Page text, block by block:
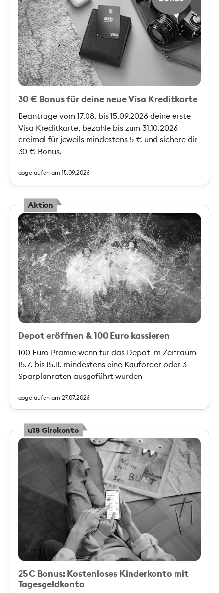
30 € Bonus für deine neue Visa Kreditkarte
Beantrage vom 17.08. bis 15.09.2026 deine erste
Visa Kreditkarte, bezahle bis zum 31.10.2026
dreimal für jeweils mindestens 5 € und sichere dir
30 € Bonus.
abgelaufen am 15.09.2026
Aktion
Depot eröffnen & 100 Euro kassieren
100 Euro Prämie wenn für das Depot im Zeitraum
15.7. bis 15.11. mindestens eine Kauforder oder 3
Sparplanraten ausgeführt wurden
abgelaufen am 27.07.2026
u18 Girokonto
25€ Bonus: Kostenloses Kinderkonto mit
Tagesgeldkonto